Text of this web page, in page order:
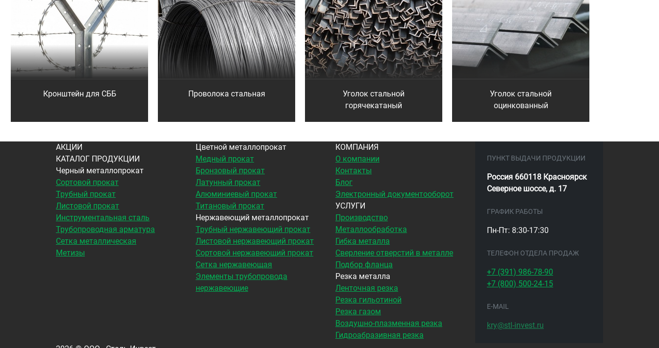
Кронштейн для СББ Проволока стальная
Уголок стальной
горячекатаный
Уголок стальной
оцинкованный
АКЦИИ
КАТАЛОГ ПРОДУКЦИИ
Черный металлопрокат
Сортовой прокат
Трубный прокат
Листовой прокат
Инструментальная сталь
Трубопроводная арматура
Сетка металлическая
Метизы
Цветной металлопрокат
Медный прокат
Бронзовый прокат
Латунный прокат
Алюминиевый прокат
Титановый прокат
Нержавеющий металлопрокат
Трубный нержавеющий прокат
Листовой нержавеющий прокат
Сортовой нержавеющий прокат
Сетка нержавеющая
Элементы трубопровода
нержавеющие
КОМПАНИЯ
О компании
Контакты
Блог
Электронный документооборот
УСЛУГИ
Производство
Металлообработка
Гибка металла
Сверление отверстий в металле
Подбор фланца
Резка металла
Ленточная резка
Резка гильотиной
Резка газом
Воздушно-плазменная резка
Гидроабразивная резка
ПУНКТ ВЫДАЧИ ПРОДУКЦИИ
Россия 660118 Красноярск
Северное шоссе, д. 17
ГРАФИК РАБОТЫ
Пн-Пт: 8:30-17:30
ТЕЛЕФОН ОТДЕЛА ПРОДАЖ
+7 (391) 986-78-90
+7 (800) 500-24-15
E-MAIL
kry@stl-invest.ru